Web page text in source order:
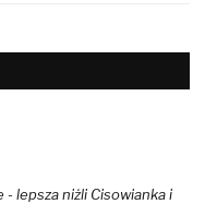
lepsza niżli Cisowianka i